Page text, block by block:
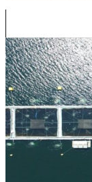
algas nocivas